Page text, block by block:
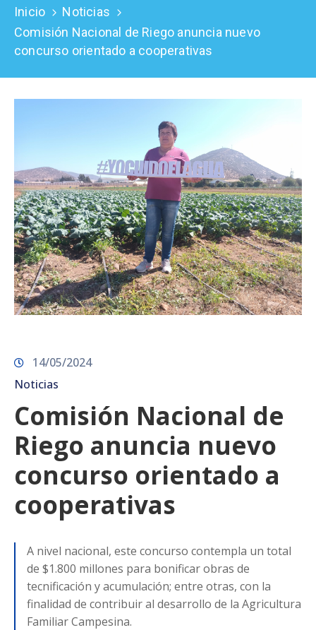
Prensa
Inicio
Noticias
Comisión Nacional de Riego anuncia nuevo
concurso orientado a cooperativas
14/05/2024
Noticias
Comisión Nacional de
Riego anuncia nuevo
concurso orientado a
cooperativas
A nivel nacional, este concurso contempla un total
de $1.800 millones para bonificar obras de
tecnificación y acumulación; entre otras, con la
finalidad de contribuir al desarrollo de la Agricultura
Familiar Campesina.